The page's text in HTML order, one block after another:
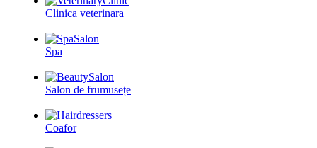
Clinica veterinara
Spa
Salon de frumusețe
Coafor